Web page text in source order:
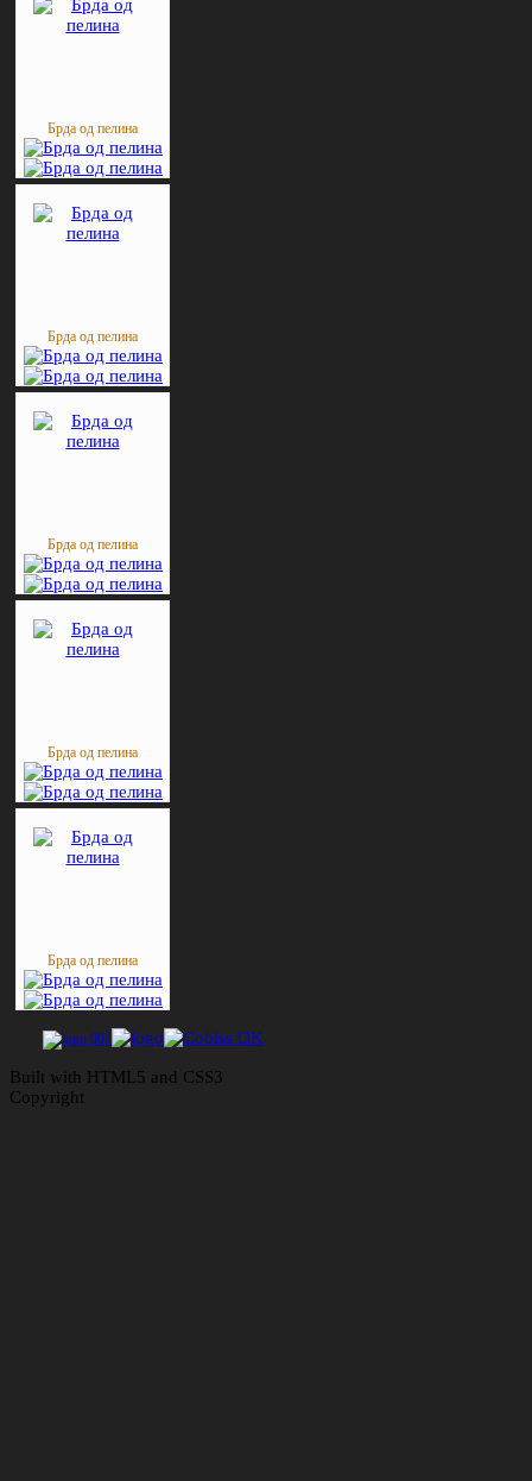
Брда од пелина
Брда од пелина
Брда од пелина
Брда од пелина
Брда од пелина
Built with HTML5 and CSS3
Copyright